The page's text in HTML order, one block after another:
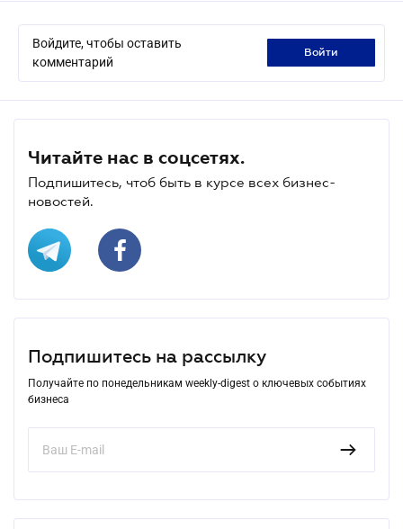
Войдите, чтобы оставить
комментарий
войти
Читайте нас в соцсетях.
Подпишитесь, чтоб быть в курсе всех бизнес-
новостей.
Подпишитесь на рассылку
Получайте по понедельникам weekly-digest о ключевых событиях
бизнеса